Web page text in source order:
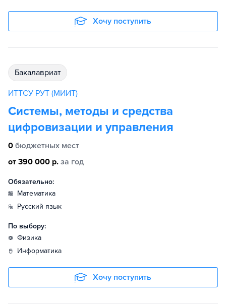
Хочу поступить
бакалавриат
ИТТСУ РУТ (МИИТ)
Системы, методы и средства
цифровизации и управления
0 бюджетных мест
от 390 000 р. за год
Обязательно:
математика
русский язык
По выбору:
физика
информатика
Хочу поступить